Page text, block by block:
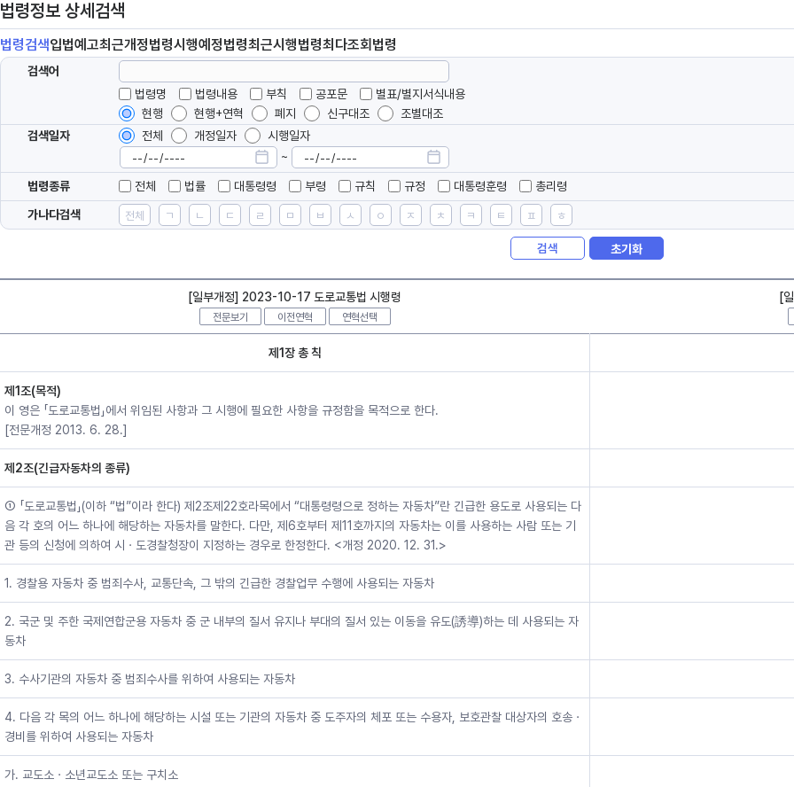
법령정보 상세검색
법령검색입법예고최근개정법령시행예정법령최근시행법령최다조회 법령
검색어
법령명
법령내용 부칙 공포문
별표/별지서식내용
현행
현행+연혁 폐지 신구대조
조별대조
검색일자
전체 개정일자
시행일자
~
법령종류 전체 법률 대통령령 부령 규칙 규정 대통령훈령
총리령
가나다검색
전체 ㄱ ㄴ ㄷ ㄹ ㅁ ㅂ ㅅ ㅇ ㅈ ㅊ ㅋ ㅌ ㅍ ㅎ
검색 초기화
[일부개정] 2023-10-17 도로교통법 시행령
전문보기 이전연혁 연혁선택
[
제1장 총 칙
제1조(목적)
이 영은 「도로교통법」에서 위임된 사항과 그 시행에 필요한 사항을 규정함을 목적으로 한다.
[전문개정 2013. 6. 28.]
제2조(긴급자동차의 종류)
① 「도로교통법」(이하 “법”이라 한다) 제2조제22호라목에서 “대통령령으로 정하는 자동차”란 긴급한 용도로 사용되는 다
음 각 호의 어느 하나에 해당하는 자동차를 말한다. 다만, 제6호부터 제11호까지의 자동차는 이를 사용하는 사람 또는 기
관 등의 신청에 의하여 시ㆍ도경찰청장이 지정하는 경우로 한정한다. <개정 2020. 12. 31.>
1. 경찰용 자동차 중 범죄수사, 교통단속, 그 밖의 긴급한 경찰업무 수행에 사용되는 자동차
2. 국군 및 주한 국제연합군용 자동차 중 군 내부의 질서 유지나 부대의 질서 있는 이동을 유도(誘導)하는 데 사용되는 자
동차
3. 수사기관의 자동차 중 범죄수사를 위하여 사용되는 자동차
4. 다음 각 목의 어느 하나에 해당하는 시설 또는 기관의 자동차 중 도주자의 체포 또는 수용자, 보호관찰 대상자의 호송ㆍ
경비를 위하여 사용되는 자동차
가. 교도소ㆍ소년교도소 또는 구치소